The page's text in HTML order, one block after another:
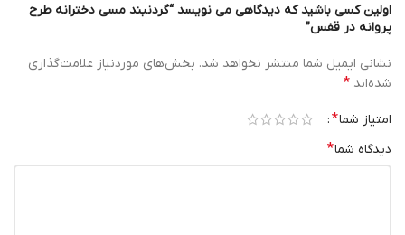
اولین کسی باشید که دیدگاهی می نویسد “گردنبند مسی دخترانه طرح
پروانه در قفس”
نشانی ایمیل شما منتشر نخواهد شد. بخش‌های موردنیاز علامت‌گذاری
شده‌اند *
امتیاز شما*
دیدگاه شما*